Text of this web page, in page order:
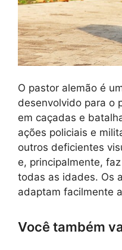
O pastor alemão é
desenvolvido para o
em caçadas e
ações policiais e
outros deficientes
e, principalmente,
todas as idades. Os
adaptam facilmente
Você também